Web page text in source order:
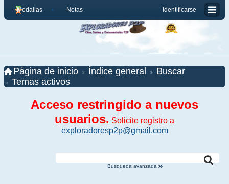
Identificarse
Medallas Notas
Página de inicio Índice general
Buscar
Temas activos
Acceso restringido a nuevos
usuarios. Solicite registro a
exploradoresp2p@gmail.com
Búsqueda avanzada